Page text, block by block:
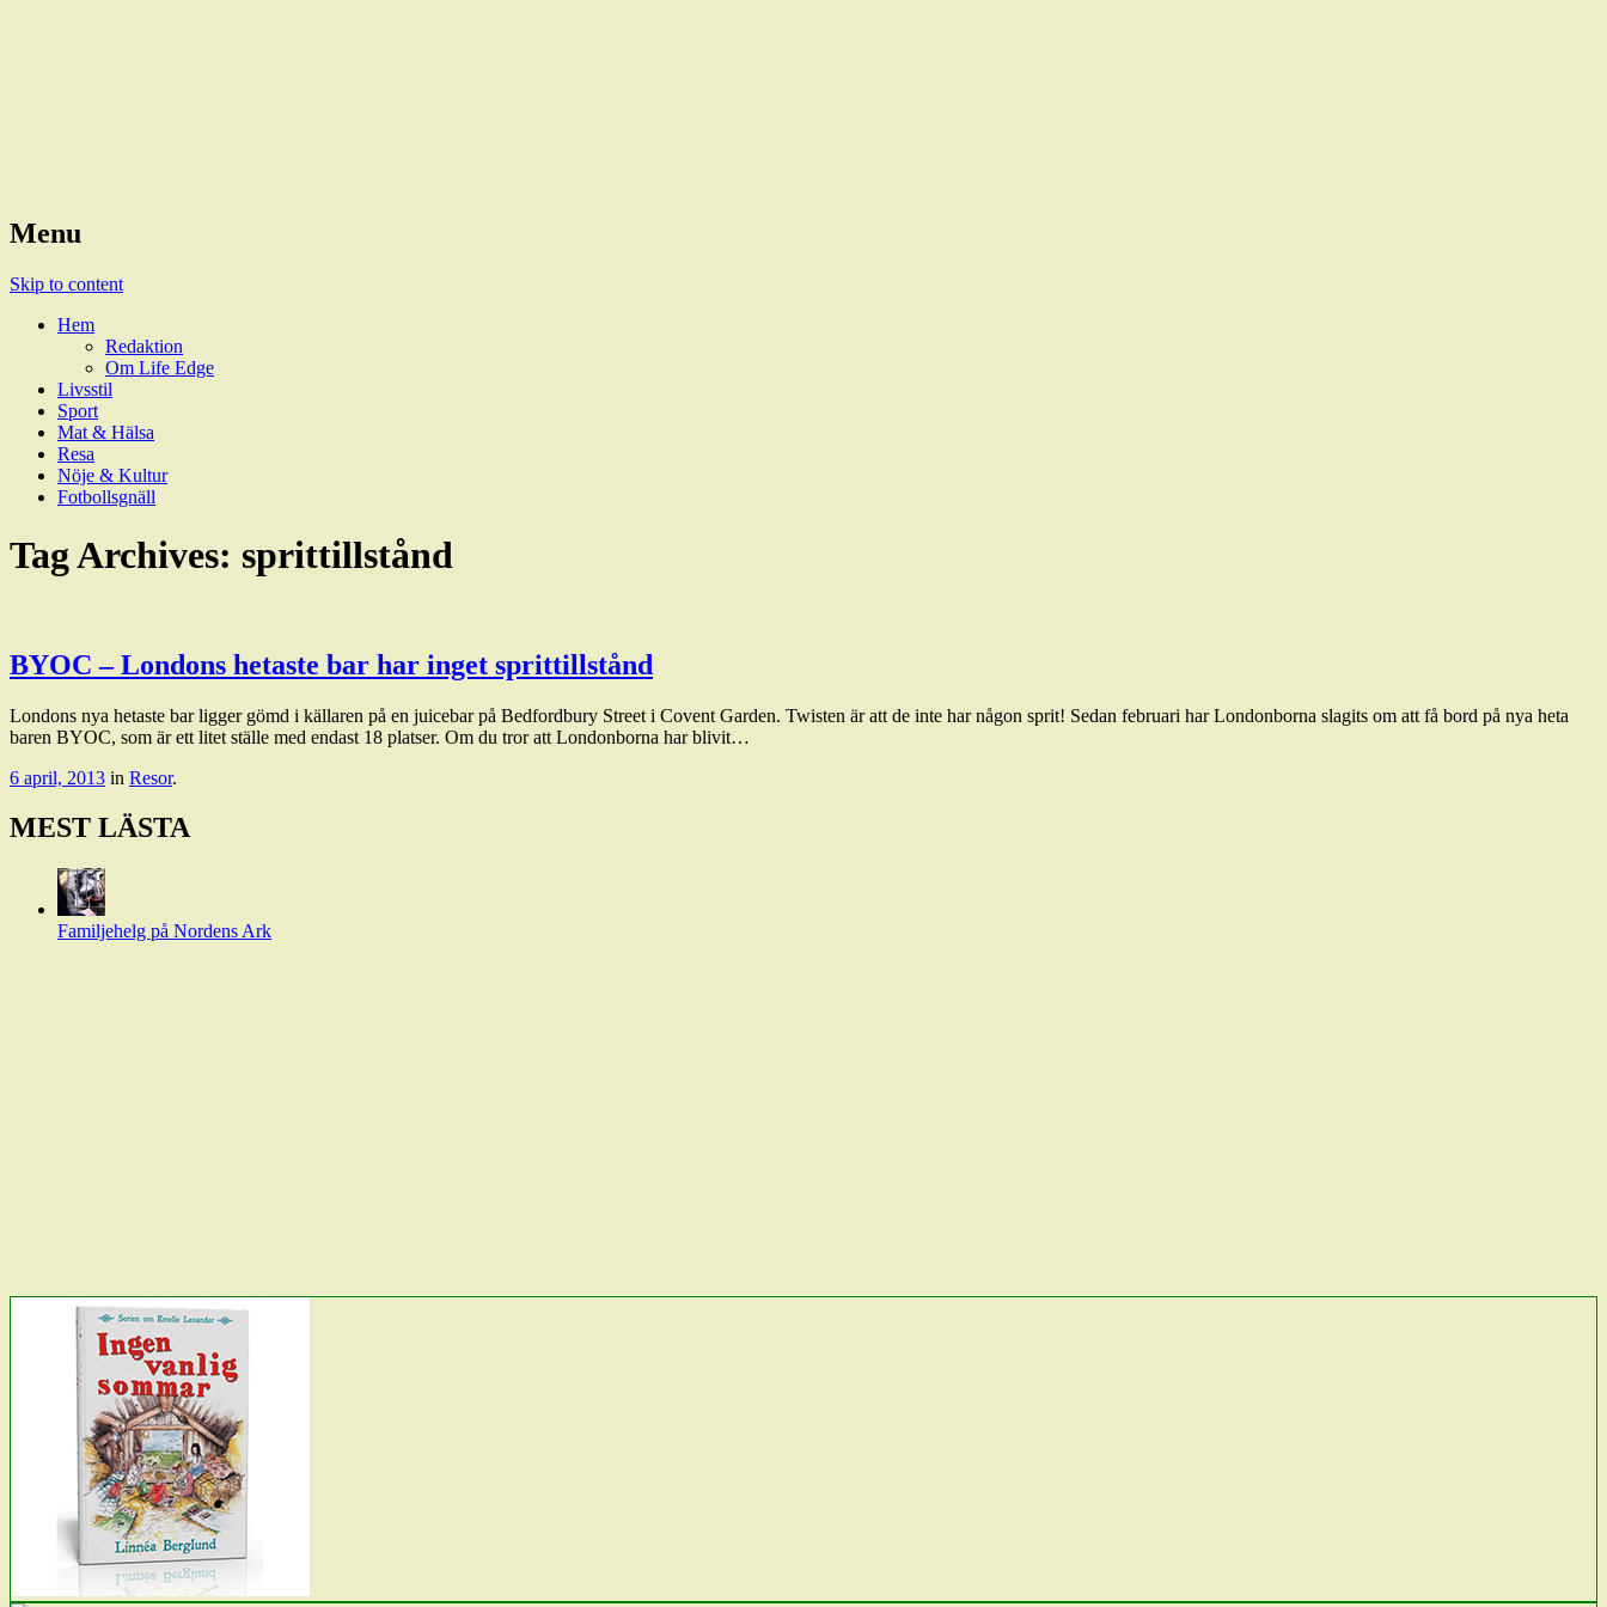
Menu
Skip to content
Hem
Redaktion
Om Life Edge
Livsstil
Sport
Mat & Hälsa
Resa
Nöje & Kultur
Fotbollsgnäll
Tag Archives: sprittillstånd
BYOC – Londons hetaste bar har inget sprittillstånd
Londons nya hetaste bar ligger gömd i källaren på en juicebar på Bedfordbury Street i Covent Garden. Twisten är att de inte har någon sprit! Sedan februari har Londonborna slagits om att få bord på nya heta
baren BYOC, som är ett litet ställe med endast 18 platser. Om du tror att Londonborna har blivit…
6 april, 2013 in Resor.
MEST LÄSTA
Familjehelg på Nordens Ark